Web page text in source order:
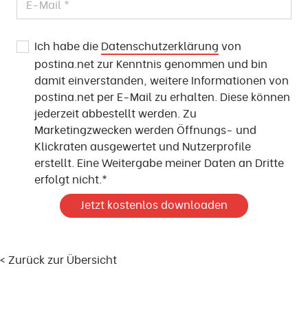
Ich habe die Datenschutzerklärung von
postina.net zur Kenntnis genommen und bin
damit einverstanden, weitere Informationen von
postina.net per E-Mail zu erhalten. Diese können
jederzeit abbestellt werden. Zu
Marketingzwecken werden Öffnungs- und
Klickraten ausgewertet und Nutzerprofile
erstellt. Eine Weitergabe meiner Daten an Dritte
erfolgt nicht.*
Zurück zur Übersicht